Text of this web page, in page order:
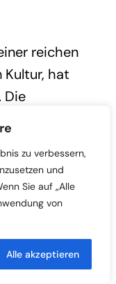
zu verbessern,
und
Sie auf „Alle
von
Alle akzeptieren
reichen
hat
Die
nur eine
sondern
bietet.
Rhein